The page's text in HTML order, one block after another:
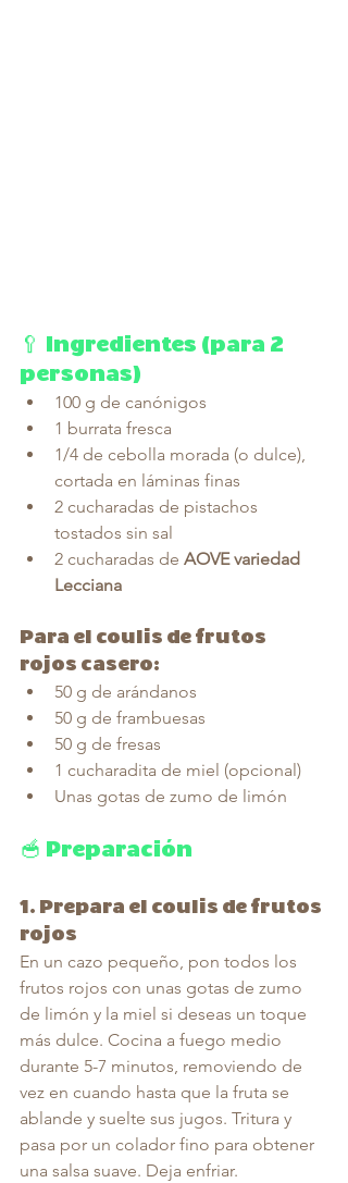
🥄 Ingredientes (para 2
personas)
100 g de canónigos
1 burrata fresca
1/4 de cebolla morada (o dulce),
cortada en láminas finas
2 cucharadas de pistachos
tostados sin sal
2 cucharadas de AOVE variedad
Lecciana
Para el coulis de frutos
rojos casero:
50 g de arándanos
50 g de frambuesas
50 g de fresas
1 cucharadita de miel (opcional)
Unas gotas de zumo de limón
🥣 Preparación
1. Prepara el coulis de frutos
rojos
En un cazo pequeño, pon todos los
frutos rojos con unas gotas de zumo
de limón y la miel si deseas un toque
más dulce. Cocina a fuego medio
durante 5-7 minutos, removiendo de
vez en cuando hasta que la fruta se
ablande y suelte sus jugos. Tritura y
pasa por un colador fino para obtener
una salsa suave. Deja enfriar.